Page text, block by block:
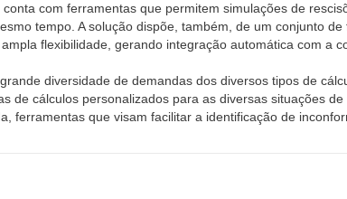
conta com ferramentas que permitem simulações de
tempo. A solução dispõe, também, de um conjunto
flexibilidade, gerando integração automática com a
diversidade de demandas dos diversos tipos de
de cálculos personalizados para as diversas situações
ferramentas que visam facilitar a identificação de